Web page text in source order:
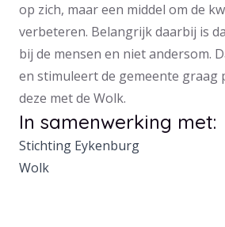
op zich, maar een middel om de
verbeteren. Belangrijk daarbij is
bij de mensen en niet andersom.
en stimuleert de gemeente graag
deze met de Wolk.
In samenwerking met:
Stichting Eykenburg
Wolk